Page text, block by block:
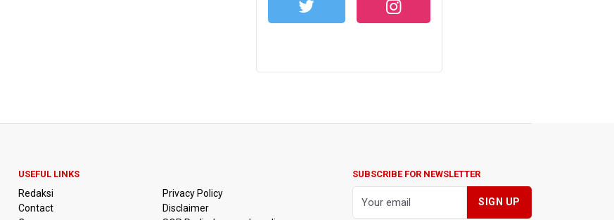
USEFUL LINKS
Redaksi
Contact
Privacy Policy
Disclaimer
SUBSCRIBE FOR NEWSLETTER